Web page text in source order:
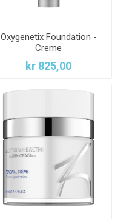
Oxygenetix Foundation -
Creme
kr 825,00